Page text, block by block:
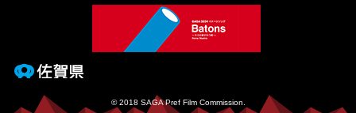
© 2018 SAGA Pref Film Commission.